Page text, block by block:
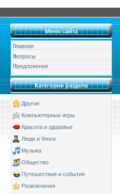
Меню сайта
Главная
Вопросы
Предложения
Категории раздела
Другое
Компьютерные игры
Красота и здоровье
Люди и блоги
Музыка
Общество
Путешествия и события
Развлечения